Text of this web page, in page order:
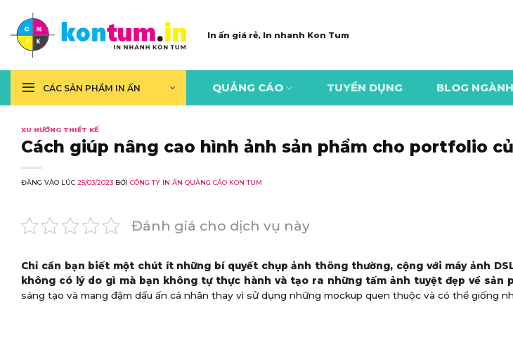
content
In ấn giá rẻ, In nhanh Kon Tum
CÁC SẢN PHẨM IN ẤN QUẢNG CÁO TUYỂN DỤNG BLOG
XU HƯỚNG THIẾT KẾ
Cách giúp nâng cao hình ảnh sản phẩm cho portfolio
ĐĂNG VÀO LÚC 25/03/2023 BỞI CÔNG TY IN ẤN QUẢNG CÁO KON TUM
Đánh giá cho dịch vụ này
Chỉ cần bạn biết một chút ít những bí quyết chụp ảnh thông thường, cộng với máy ảnh
không có lý do gì mà bạn không tự thực hành và tạo ra những tấm ảnh tuyệt đẹp về sản
sáng tạo và mang đậm dấu ấn cá nhân thay vì sử dụng những mockup quen thuộc và có thể giống